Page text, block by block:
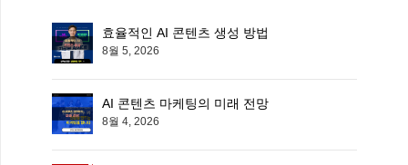
효율적인 AI 콘텐츠 생성 방법
8월 5, 2026
AI 콘텐츠 마케팅의 미래 전망
8월 4, 2026